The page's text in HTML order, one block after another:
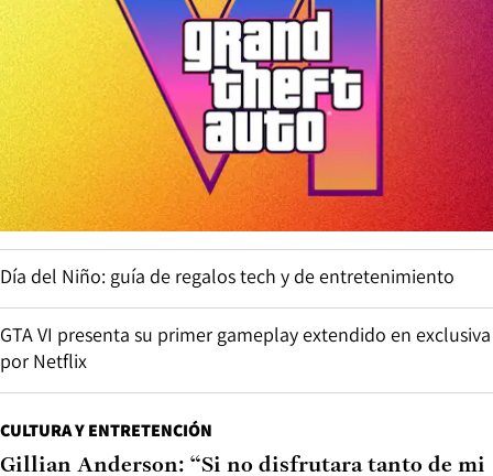
Día del Niño: guía de regalos tech y de entretenimiento
GTA VI presenta su primer gameplay extendido en exclusiva
por Netflix
CULTURA Y ENTRETENCIÓN
Gillian Anderson: “Si no disfrutara tanto de mi